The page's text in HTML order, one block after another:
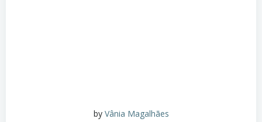
by Vânia Magalhães